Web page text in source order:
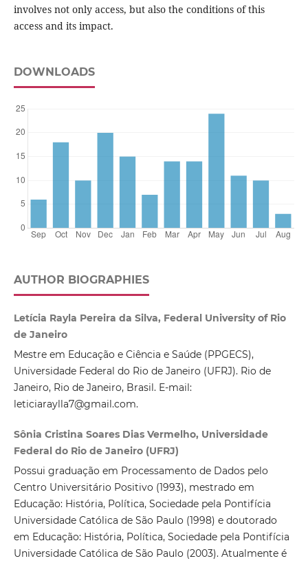
involves not only access, but also the conditions of this
access and its impact.
DOWNLOADS
AUTHOR BIOGRAPHIES
Letícia Rayla Pereira da Silva, Federal University of Rio
de Janeiro
Mestre em Educação e Ciência e Saúde (PPGECS),
Universidade Federal do Rio de Janeiro (UFRJ). Rio de
Janeiro, Rio de Janeiro, Brasil. E-mail:
leticiaraylla7@gmail.com.
Sônia Cristina Soares Dias Vermelho, Universidade
Federal do Rio de Janeiro (UFRJ)
Possui graduação em Processamento de Dados pelo
Centro Universitário Positivo (1993), mestrado em
Educação: História, Política, Sociedade pela Pontifícia
Universidade Católica de São Paulo (1998) e doutorado
em Educação: História, Política, Sociedade pela Pontifícia
Universidade Católica de São Paulo (2003). Atualmente é